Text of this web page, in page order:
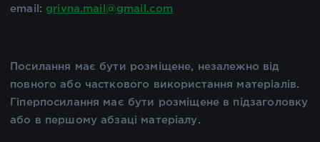
email: grivna.mail@gmail.com
Посилання має бути розміщене, незалежно від
повного або часткового використання матеріалів.
Гіперпосилання має бути розміщене в підзаголовку
або в першому абзаці матеріалу.